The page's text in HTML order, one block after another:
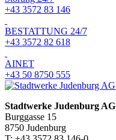
+43 3572 83 146
BESTATTUNG 24/7
+43 3572 82 618
AINET
+43 50 8750 555
Stadtwerke Judenburg AG
Burggasse 15
8750 Judenburg